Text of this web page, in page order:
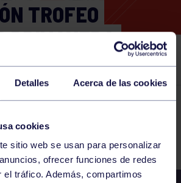
Detalles Acerca de las cookies
cookies
sitio web se usan para personalizar
ofrecer funciones de redes
el tráfico. Además, compartimos
TROFEO
PRIMAVERA